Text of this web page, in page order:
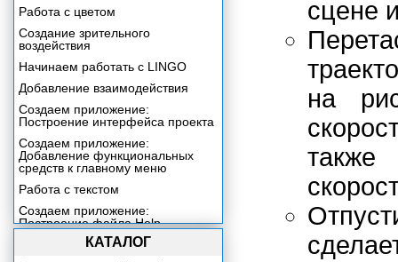
сцене
на
также
Работа с цветом
Создание зрительного
воздействия
Начинаем работать с LINGO
Добавление взаимодействия
Создаем приложение:
Построение интерфейса проекта
Создаем приложение:
Добавление функциональных
средств к главному меню
Работа с текстом
Создаем приложение:
Построение файла Help
Включение звука в ваше
КАТАЛОГ